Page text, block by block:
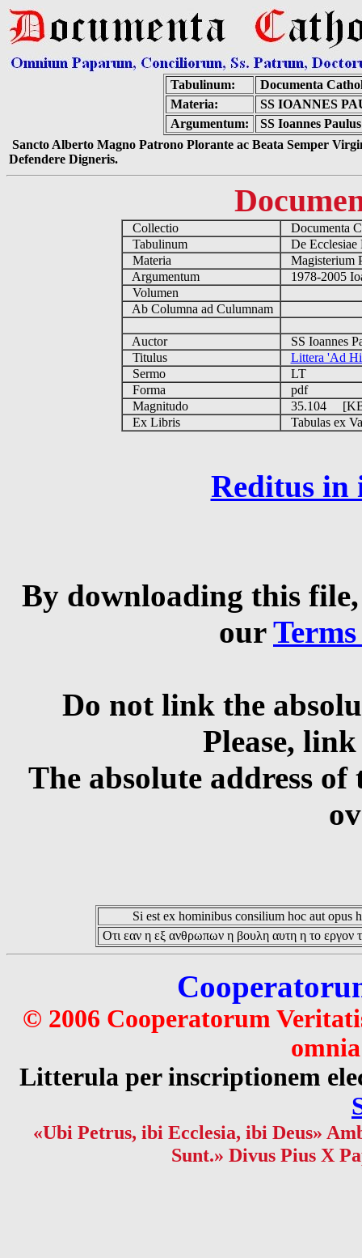
Tabulinum:
Documenta
Materia:
SS IOANNES
Argumentum:
SS Ioannes
Sancto Alberto Magno Patrono Plorante ac Beata Semper
Defendere Digneris.
Collectio
Documenta
Tabulinum
De
Materia
Magisterium
Argumentum
1978-2005
Volumen
Ab Columna ad Culumnam
Auctor
SS Ioannes
Titulus
Littera 'Ad
Sermo
LT
Forma
pdf
Magnitudo
35.104
Ex Libris
Tabulas ex
Reditus in
By downloading this
our
Do not link the
Please,
The absolute address
Si est ex hominibus consilium hoc aut opus
Οτι εαν η εξ ανθρωπων η βουλη αυτη η το εργον
© 2006 Cooperatorum
Litterula per inscriptionem
«Ubi Petrus, ibi Ecclesia, ibi Deus»
Sunt.» Divus Pius X